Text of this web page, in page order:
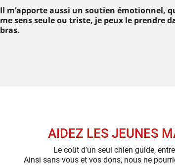
Il m’apporte aussi un soutien émotionnel,
me sens seule ou triste, je peux le prendre
bras.
AIDEZ LES JEUNES
Le coût d’un seul chien guide,
Ainsi sans vous et vos dons, nous ne